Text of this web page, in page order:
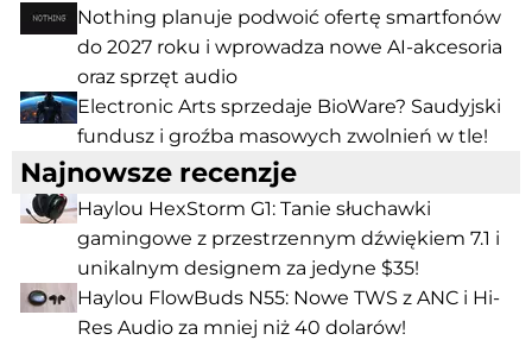
Nothing planuje podwoić ofertę smartfonów
do 2027 roku i wprowadza nowe AI-akcesoria
oraz sprzęt audio
Electronic Arts sprzedaje BioWare? Saudyjski
fundusz i groźba masowych zwolnień w tle!
Najnowsze recenzje
Haylou HexStorm G1: Tanie słuchawki
gamingowe z przestrzennym dźwiękiem 7.1 i
unikalnym designem za jedyne $35!
Haylou FlowBuds N55: Nowe TWS z ANC i Hi-
Res Audio za mniej niż 40 dolarów!